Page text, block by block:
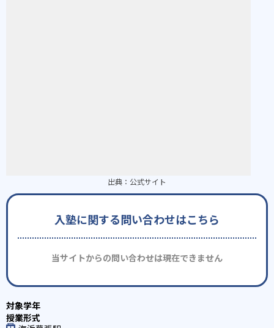
出典： 公式サイト
入塾に関する問い合わせはこちら
当サイトからの問い合わせは現在できません